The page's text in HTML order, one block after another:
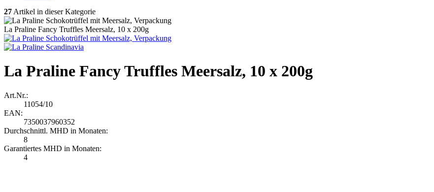
27 Artikel in dieser Kategorie
La Praline Fancy Truffles Meersalz, 10 x 200g
La Praline Fancy Truffles Meersalz, 10 x 200g
Art.Nr.:
11054/10
EAN:
7350037960352
Durchschnittl. MHD in Monaten:
8
Garantiertes MHD in Monaten:
4